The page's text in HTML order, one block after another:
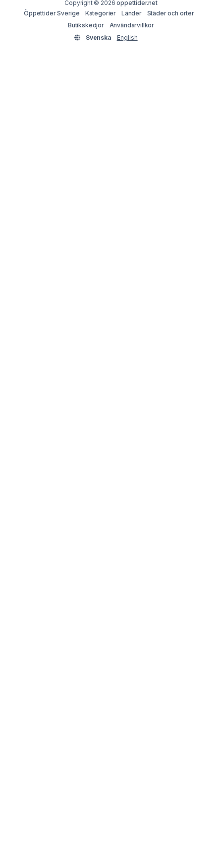
Copyright © 2026oppettider.net
Öppettider Sverige
Kategorier Länder
Städer och orter
Butikskedjor
Användarvillkor
Svenska
English